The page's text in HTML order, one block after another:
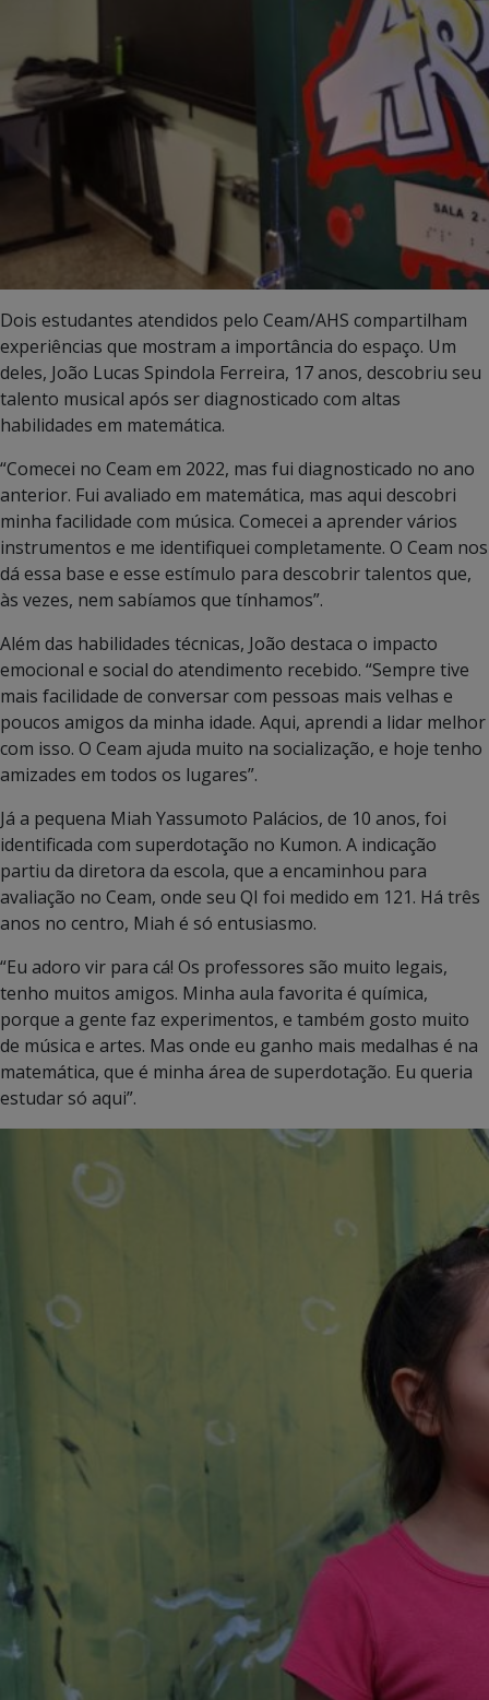
Dois estudantes atendidos pelo Ceam/AHS compartilham
experiências que mostram a importância do espaço. Um
deles, João Lucas Spindola Ferreira, 17 anos, descobriu seu
talento musical após ser diagnosticado com altas
habilidades em matemática.
“Comecei no Ceam em 2022, mas fui diagnosticado no ano
anterior. Fui avaliado em matemática, mas aqui descobri
minha facilidade com música. Comecei a aprender vários
instrumentos e me identifiquei completamente. O Ceam nos
dá essa base e esse estímulo para descobrir talentos que,
às vezes, nem sabíamos que tínhamos”.
Além das habilidades técnicas, João destaca o impacto
emocional e social do atendimento recebido. “Sempre tive
mais facilidade de conversar com pessoas mais velhas e
poucos amigos da minha idade. Aqui, aprendi a lidar melhor
com isso. O Ceam ajuda muito na socialização, e hoje tenho
amizades em todos os lugares”.
Já a pequena Miah Yassumoto Palácios, de 10 anos, foi
identificada com superdotação no Kumon. A indicação
partiu da diretora da escola, que a encaminhou para
avaliação no Ceam, onde seu QI foi medido em 121. Há três
anos no centro, Miah é só entusiasmo.
“Eu adoro vir para cá! Os professores são muito legais,
tenho muitos amigos. Minha aula favorita é química,
porque a gente faz experimentos, e também gosto muito
de música e artes. Mas onde eu ganho mais medalhas é na
matemática, que é minha área de superdotação. Eu queria
estudar só aqui”.